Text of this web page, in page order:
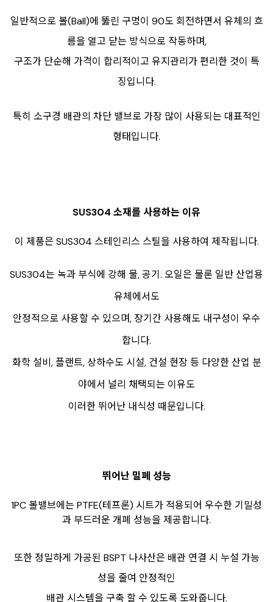
일반적으로 볼(Ball)에 뚫린 구멍이 90도 회전하면서 유체의 흐
름을 열고 닫는 방식으로 작동하며,
구조가 단순해 가격이 합리적이고 유지관리가 편리한 것이 특
징입니다.
특히 소구경 배관의 차단 밸브로 가장 많이 사용되는 대표적인
형태입니다.
SUS304 소재를 사용하는 이유
이 제품은 SUS304 스테인리스 스틸을 사용하여 제작됩니다.
SUS304는 녹과 부식에 강해 물, 공기. 오일은 물론 일반 산업용
유체에서도
안정적으로 사용할 수 있으며, 장기간 사용해도 내구성이 우수
합니다.
화학 설비, 플랜트, 상하수도 시설, 건설 현장 등 다양한 산업 분
야에서 널리 채택되는 이유도
이러한 뛰어난 내식성 때문입니다.
뛰어난 밀폐 성능
1PC 볼밸브에는 PTFE(테프론) 시트가 적용되어 우수한 기밀성
과 부드러운 개폐 성능을 제공합니다.
또한 정밀하게 가공된 BSPT 나사산은 배관 연결 시 누설 가능
성을 줄여 안정적인
배관 시스템을 구축 할 수 있도록 도와줍니다.